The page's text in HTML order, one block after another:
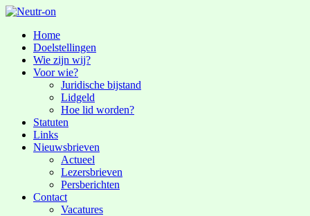
Home
Doelstellingen
Wie zijn wij?
Voor wie?
Juridische bijstand
Lidgeld
Hoe lid worden?
Statuten
Links
Nieuwsbrieven
Actueel
Lezersbrieven
Persberichten
Contact
Vacatures